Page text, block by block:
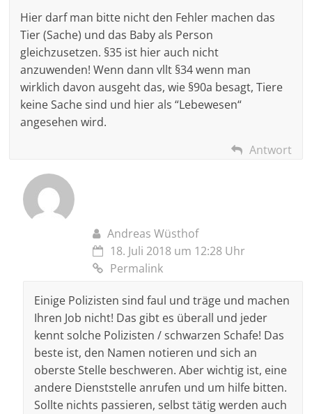
Hier darf man bitte nicht den Fehler machen das
Tier (Sache) und das Baby als Person
gleichzusetzen. §35 ist hier auch nicht
anzuwenden! Wenn dann vllt §34 wenn man
wirklich davon ausgeht das, wie §90a besagt, Tiere
keine Sache sind und hier als “Lebewesen“
angesehen wird.
Antwort
Andreas Wüsthof
18. Juli 2018 um 12:28 Uhr
Permalink
Einige Polizisten sind faul und träge und machen
Ihren Job nicht! Das gibt es überall und jeder
kennt solche Polizisten / schwarzen Schafe! Das
beste ist, den Namen notieren und sich an
oberste Stelle beschweren. Aber wichtig ist, eine
andere Dienststelle anrufen und um hilfe bitten.
Sollte nichts passieren, selbst tätig werden auch